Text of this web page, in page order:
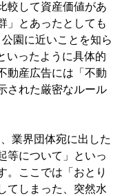
較して資産価値があ
」とあったとしても
園に近いことを知ら
いったように具体的
動産広告には「不動
された厳密なルール
業界団体宛に出した
等について」といっ
。ここでは「おとり
てしまった、突然水